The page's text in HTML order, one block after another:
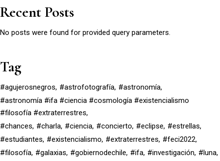
Recent Posts
No posts were found for provided query parameters.
Tag
#agujerosnegros #astrofotografía #astronomía
#astronomía #ifa #ciencia #cosmología #existencialismo
#filosofía #extraterrestres
#chances #charla #ciencia #concierto #eclipse #estrellas
#estudiantes #existencialismo #extraterrestres #feci2022
#filosofía #galaxias #gobiernodechile #ifa #investigación #luna